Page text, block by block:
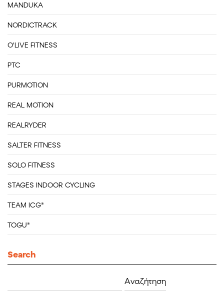
MANDUKA
NORDICTRACK
O'LIVE FITNESS
PTC
PURMOTION
REAL MOTION
REALRYDER
SALTER FITNESS
SOLO FITNESS
STAGES INDOOR CYCLING
TEAM ICG®
TOGU®
Search
για: